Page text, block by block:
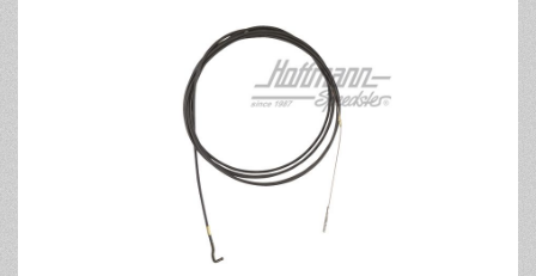
Bildergalerie überspringen